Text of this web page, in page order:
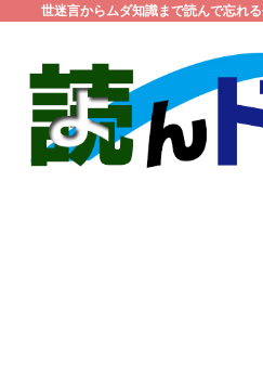
世迷言からムダ知識まで読んで忘れ